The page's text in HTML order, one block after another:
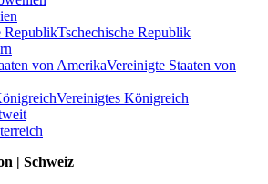
Tschechische Republik
Vereinigte Staaten von
Vereinigtes Königreich
| Schweiz